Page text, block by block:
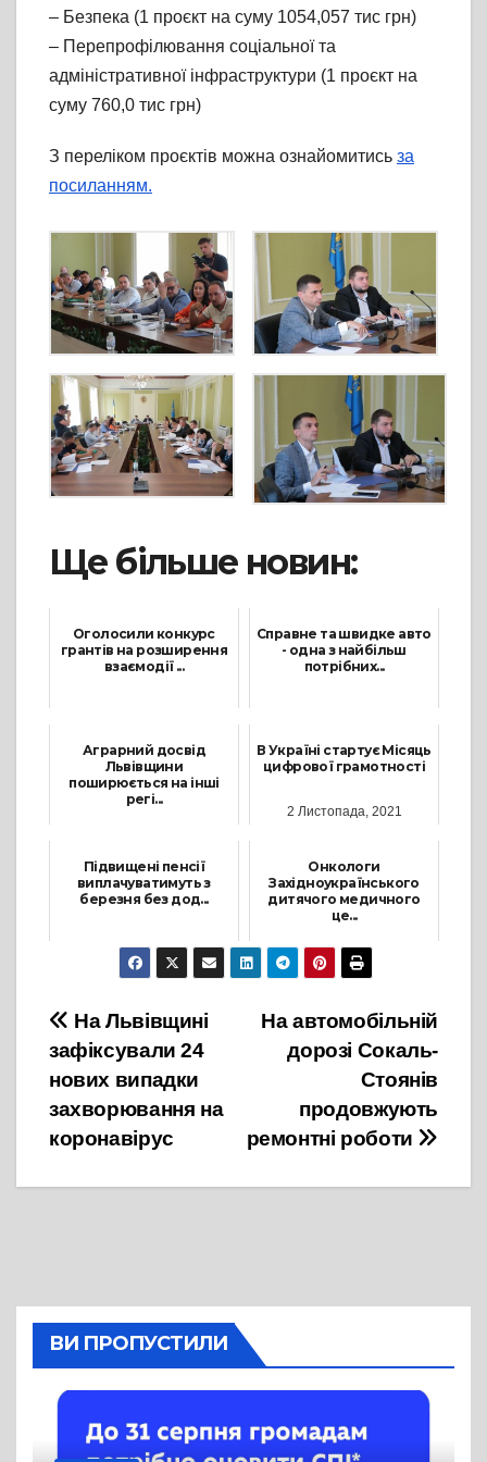
– Безпека (1 проєкт на суму 1054,057 тис грн)
– Перепрофілювання соціальної та
адміністративної інфраструктури (1 проєкт на
суму 760,0 тис грн)
З переліком проєктів можна ознайомитись за
посиланням.
Ще більше новин:
Оголосили конкурс
грантів на розширення
взаємодії ...
Справне та швидке авто
- одна з найбільш
потрібних...
Аграрний досвід
Львівщини
поширюється на інші
регі...
В Україні стартує Місяць
цифрової грамотності
2 Листопада, 2021
Підвищені пенсії
виплачуватимуть з
березня без дод...
22 Лютого, 2022
Онкологи
Західноукраїнського
дитячого медичного
це...
27 Січня, 2022
Навігація
записів
На автомобільній
дорозі Сокаль-
Стоянів
продовжують
ремонтні роботи
На Львівщині
зафіксували 24
нових випадки
захворювання на
коронавірус
ВИ ПРОПУСТИЛИ